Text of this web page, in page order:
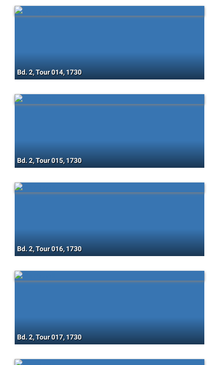
Bd. 2, Tour 014, 1730
Bd. 2, Tour 015, 1730
Bd. 2, Tour 016, 1730
Bd. 2, Tour 017, 1730